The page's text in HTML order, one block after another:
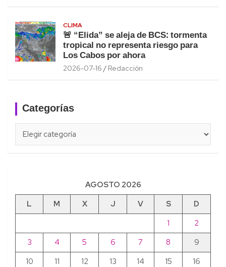
CLIMA
🚨 “Elida” se aleja de BCS: tormenta
tropical no representa riesgo para
Los Cabos por ahora
2026-07-16 Redacción
Categorías
AGOSTO 2026
L
M X J V S
D
1
2
3
4 5 6 7 8
9
10
11 12 13 14 15 16